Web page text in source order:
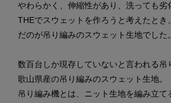
やわらかく、伸縮性があり、洗っても劣
THEでスウェットを作ろうと考えたとき
だのが吊り編みのスウェット生地でした。
数百台しか現存していないと言われる吊
歌山県産の吊り編みのスウェット生地。
吊り編み機とは、ニット生地を編み立て